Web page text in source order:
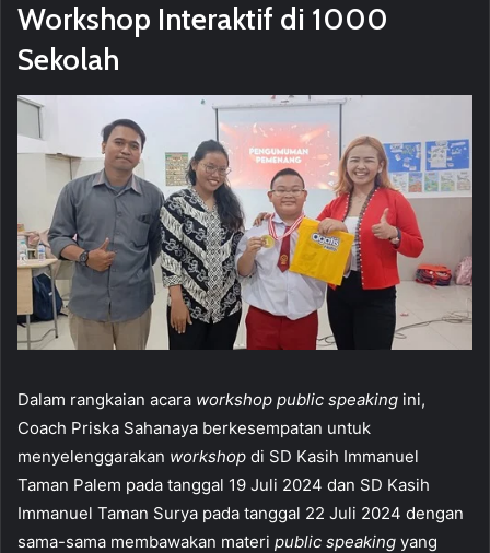
Workshop Interaktif di 1000
Sekolah
Dalam rangkaian acara workshop public speaking ini,
Coach Priska Sahanaya berkesempatan untuk
menyelenggarakan workshop di SD Kasih Immanuel
Taman Palem pada tanggal 19 Juli 2024 dan SD Kasih
Immanuel Taman Surya pada tanggal 22 Juli 2024 dengan
sama-sama membawakan materi public speaking yang